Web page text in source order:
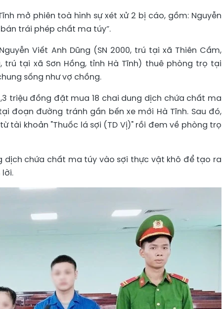
mở phiên toà hình sự xét xử 2 bị cáo, gồm: Nguyễn
bán trái phép chất ma túy”.
Viết Anh Dũng (SN 2000, trú tại xã Thiên Cầm,
trú tại xã Sơn Hồng, tỉnh Hà Tĩnh) thuê phòng trọ tại
sống như vợ chồng.
triệu đồng đặt mua 18 chai dung dịch chứa chất ma
đoạn đường tránh gần bến xe mới Hà Tĩnh. Sau đó,
tài khoản "Thuốc lá sợi (TD Vị)" rồi đem về phòng trọ
dịch chứa chất ma túy vào sợi thực vật khô để tạo ra